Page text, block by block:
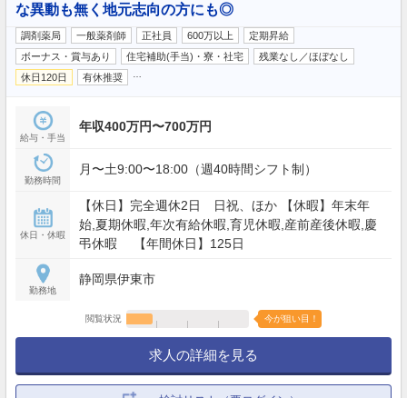
な異動も無く地元志向の方にも◎
調剤薬局 一般薬剤師 正社員 600万以上
定期昇給
ボーナス・賞与あり
住宅補助(手当)・寮・社宅
残業なし／ほぼなし
休日120日
有休推奨
給与・手当
年収400万円〜700万円
勤務時間
月〜土9:00〜18:00（週40時間シフト制）
休日・休暇
【休日】完全週休2日 日祝、ほか 【休暇】年末年
始,夏期休暇,年次有給休暇,育児休暇,産前産後休暇,慶
弔休暇 【年間休日】125日
勤務地
静岡県伊東市
閲覧状況 今が狙い目！
求人の詳細を見る